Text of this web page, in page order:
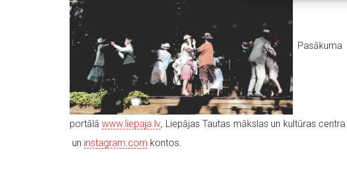
portālāwww.liepaja.lv, Liepājas Tautas mākslas un kultūras
un instagram.com kontos.